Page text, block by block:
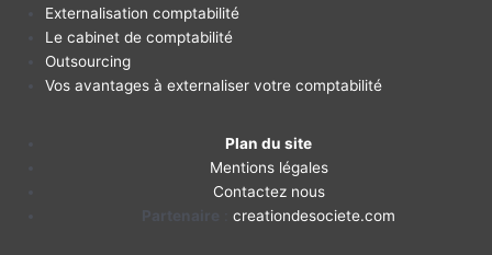
Externalisation comptabilité
Le cabinet de comptabilité
Outsourcing
Vos avantages à externaliser votre comptabilité
Plan du site
Mentions légales
Contactez nous
:creationdesociete.com